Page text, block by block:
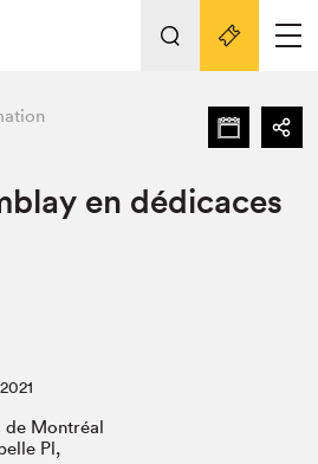
2022
Braindate
Nos activités
2022
en dédicaces
de Montréal
Pl,